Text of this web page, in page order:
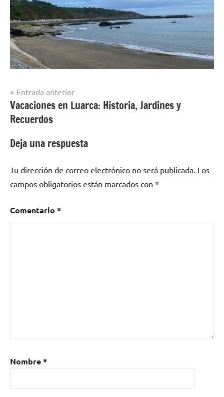
Navegación
de
entradas
Entrada anterior
Vacaciones en Luarca: Historia, Jardines y
Recuerdos
Deja una respuesta
Tu dirección de correo electrónico no será publicada. Los
campos obligatorios están marcados con *
Comentario *
Nombre*